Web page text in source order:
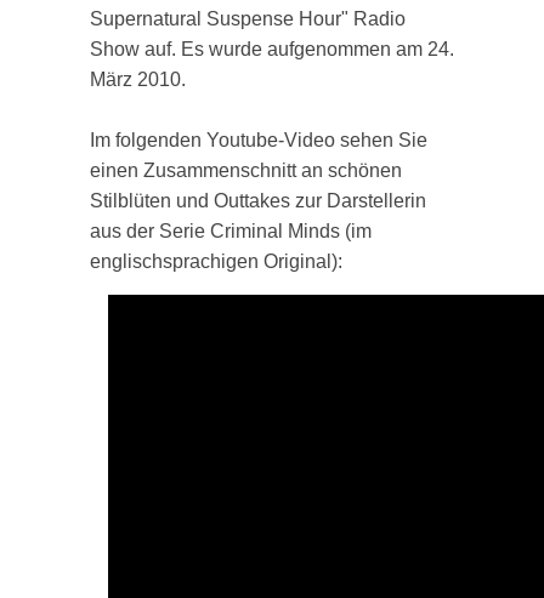
Supernatural Suspense Hour" Radio
Show auf. Es wurde aufgenommen am 24.
März 2010.
Im folgenden Youtube-Video sehen Sie
einen Zusammenschnitt an schönen
Stilblüten und Outtakes zur Darstellerin
aus der Serie Criminal Minds (im
englischsprachigen Original):